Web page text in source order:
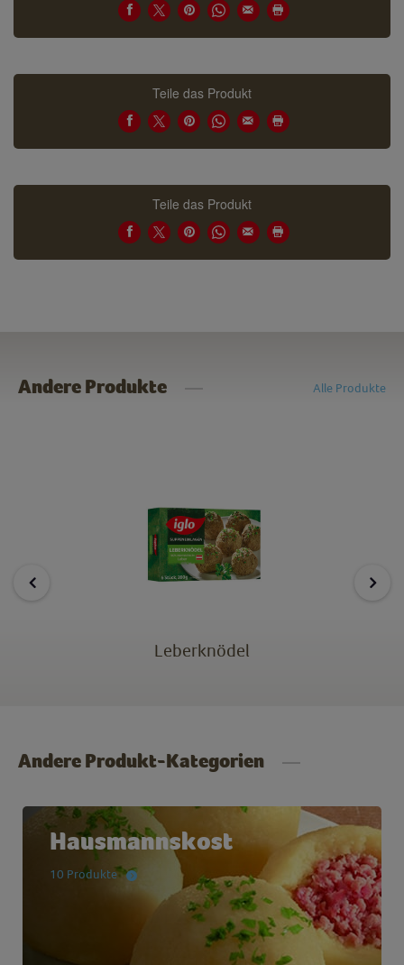
Teile das Produkt
Teile das Produkt
Andere Produkte Alle Produkte
Leberknödel
Andere Produkt-Kategorien
Hausmannskost
10 Produkte